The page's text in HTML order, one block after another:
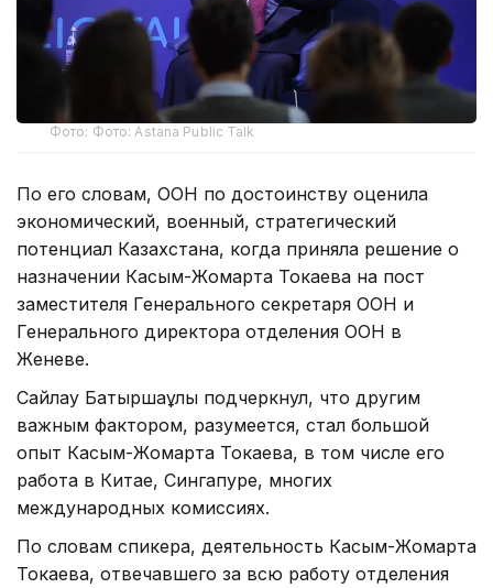
Фото: Фото: Astana Public Talk
По его словам, ООН по достоинству оценила
экономический, военный, стратегический
потенциал Казахстана, когда приняла решение о
назначении Касым-Жомарта Токаева на пост
заместителя Генерального секретаря ООН и
Генерального директора отделения ООН в
Женеве.
Сайлау Батыршаұлы подчеркнул, что другим
важным фактором, разумеется, стал большой
опыт Касым-Жомарта Токаева, в том числе его
работа в Китае, Сингапуре, многих
международных комиссиях.
По словам спикера, деятельность Касым-Жомарта
Токаева, отвечавшего за всю работу отделения